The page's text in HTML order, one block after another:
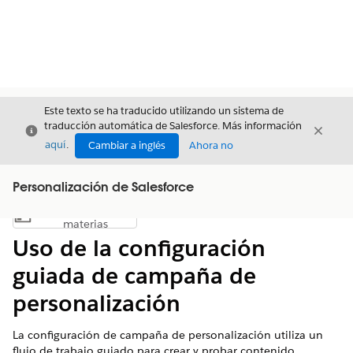
Cerrar
Este texto se ha traducido utilizando un sistema de
traducción automática de Salesforce. Más información
aquí. Cambiar a inglés Ahora no
Cerrar
Personalización de Salesforce
Mostrar índice de materias
materias
Uso de la configuración
guiada de campaña de
personalización
La configuración de campaña de personalización utiliza un